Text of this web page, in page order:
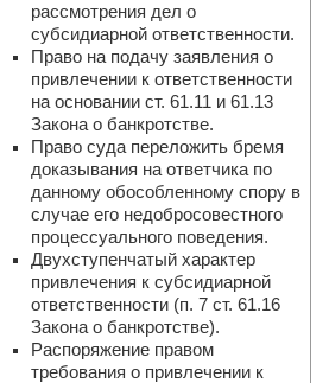
рассмотрения дел о
субсидиарной ответственности.
Право на подачу заявления о
привлечении к ответственности
на основании ст. 61.11 и 61.13
Закона о банкротстве.
Право суда переложить бремя
доказывания на ответчика по
данному обособленному спору в
случае его недобросовестного
процессуального поведения.
Двухступенчатый характер
привлечения к субсидиарной
ответственности (п. 7 ст. 61.16
Закона о банкротстве).
Распоряжение правом
требования о привлечении к